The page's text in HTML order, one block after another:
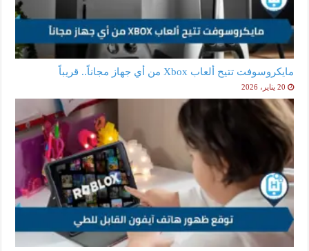
مايكروسوفت تتيح ألعاب Xbox من أي جهاز مجاناً.. قريباً
20 يناير، 2026